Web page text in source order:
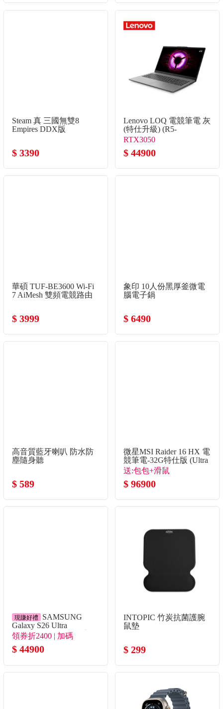
Steam 真 三國無雙8
Empires DDX版
$ 3390
Lenovo LOQ 電競筆電 灰
(特仕升級) (R5-
7535HS/16G+16G/512G+2TB
RTX3050
$ 44900
華碩 TUF-BE3600 Wi-Fi
7 AiMesh 雙頻電競路由
$ 3999
象印 10人份黑厚釜微電
腦電子鍋
$ 6490
高音質藍牙喇叭 防水防
塵隨身聽
$ 589
微星MSI Raider 16 HX 電
競筆電-32G特仕版 (Ultra
9 275HX/32G/1T
送:包包+滑鼠
$ 96900
現賺好禮
SAMSUNG
Galaxy S26 Ultra
12G/256G AI智慧型手機
領券折2400 | 加碼
Bud4Pro+殼貼組+熱敷眼
$ 44900
INTOPIC 竹炭抗菌護腕
鼠墊
$ 299